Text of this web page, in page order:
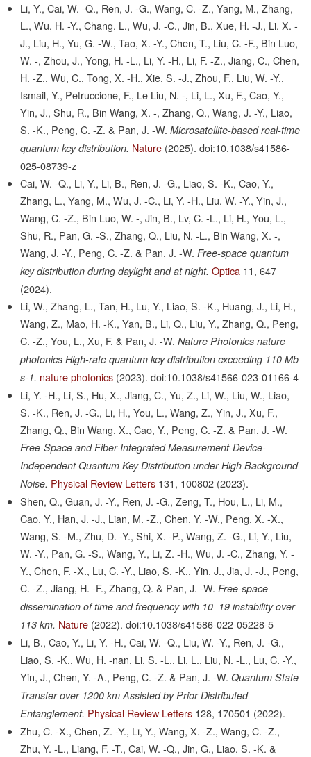
Li, Y., Cai, W. -Q., Ren, J. -G., Wang, C. -Z., Yang, M., Zhang,
L., Wu, H. -Y., Chang, L., Wu, J. -C., Jin, B., Xue, H. -J., Li, X. -
J., Liu, H., Yu, G. -W., Tao, X. -Y., Chen, T., Liu, C. -F., Bin Luo,
W. -, Zhou, J., Yong, H. -L., Li, Y. -H., Li, F. -Z., Jiang, C., Chen,
H. -Z., Wu, C., Tong, X. -H., Xie, S. -J., Zhou, F., Liu, W. -Y.,
Ismail, Y., Petruccione, F., Le Liu, N. -, Li, L., Xu, F., Cao, Y.,
Yin, J., Shu, R., Bin Wang, X. -, Zhang, Q., Wang, J. -Y., Liao,
S. -K., Peng, C. -Z. & Pan, J. -W. Microsatellite-based real-time
quantum key distribution. Nature (2025). doi:10.1038/s41586-
025-08739-z
Cai, W. -Q., Li, Y., Li, B., Ren, J. -G., Liao, S. -K., Cao, Y.,
Zhang, L., Yang, M., Wu, J. -C., Li, Y. -H., Liu, W. -Y., Yin, J.,
Wang, C. -Z., Bin Luo, W. -, Jin, B., Lv, C. -L., Li, H., You, L.,
Shu, R., Pan, G. -S., Zhang, Q., Liu, N. -L., Bin Wang, X. -,
Wang, J. -Y., Peng, C. -Z. & Pan, J. -W. Free-space quantum
key distribution during daylight and at night. Optica 11, 647
(2024).
Li, W., Zhang, L., Tan, H., Lu, Y., Liao, S. -K., Huang, J., Li, H.,
Wang, Z., Mao, H. -K., Yan, B., Li, Q., Liu, Y., Zhang, Q., Peng,
C. -Z., You, L., Xu, F. & Pan, J. -W. Nature Photonics nature
photonics High-rate quantum key distribution exceeding 110 Mb
s-1. nature photonics (2023). doi:10.1038/s41566-023-01166-4
Li, Y. -H., Li, S., Hu, X., Jiang, C., Yu, Z., Li, W., Liu, W., Liao,
S. -K., Ren, J. -G., Li, H., You, L., Wang, Z., Yin, J., Xu, F.,
Zhang, Q., Bin Wang, X., Cao, Y., Peng, C. -Z. & Pan, J. -W.
Free-Space and Fiber-Integrated Measurement-Device-
Independent Quantum Key Distribution under High Background
Noise. Physical Review Letters 131, 100802 (2023).
Shen, Q., Guan, J. -Y., Ren, J. -G., Zeng, T., Hou, L., Li, M.,
Cao, Y., Han, J. -J., Lian, M. -Z., Chen, Y. -W., Peng, X. -X.,
Wang, S. -M., Zhu, D. -Y., Shi, X. -P., Wang, Z. -G., Li, Y., Liu,
W. -Y., Pan, G. -S., Wang, Y., Li, Z. -H., Wu, J. -C., Zhang, Y. -
Y., Chen, F. -X., Lu, C. -Y., Liao, S. -K., Yin, J., Jia, J. -J., Peng,
C. -Z., Jiang, H. -F., Zhang, Q. & Pan, J. -W. Free-space
dissemination of time and frequency with 10−19 instability over
113 km. Nature (2022). doi:10.1038/s41586-022-05228-5
Li, B., Cao, Y., Li, Y. -H., Cai, W. -Q., Liu, W. -Y., Ren, J. -G.,
Liao, S. -K., Wu, H. -nan, Li, S. -L., Li, L., Liu, N. -L., Lu, C. -Y.,
Yin, J., Chen, Y. -A., Peng, C. -Z. & Pan, J. -W. Quantum State
Transfer over 1200 km Assisted by Prior Distributed
Entanglement. Physical Review Letters 128, 170501 (2022).
Zhu, C. -X., Chen, Z. -Y., Li, Y., Wang, X. -Z., Wang, C. -Z.,
Zhu, Y. -L., Liang, F. -T., Cai, W. -Q., Jin, G., Liao, S. -K. &